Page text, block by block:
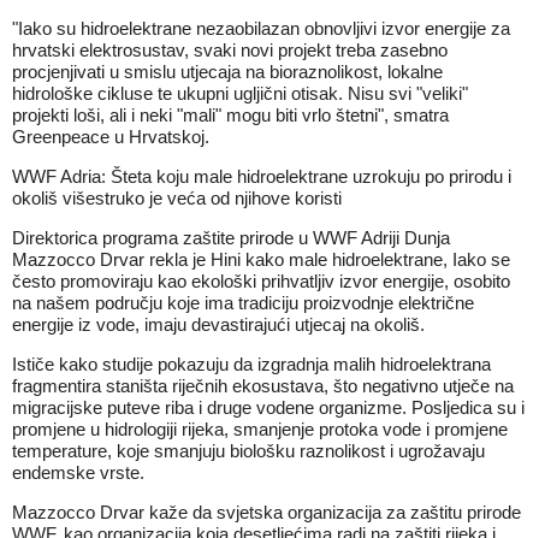
"Iako su hidroelektrane nezaobilazan obnovljivi izvor energije za
hrvatski elektrosustav, svaki novi projekt treba zasebno
procjenjivati u smislu utjecaja na bioraznolikost, lokalne
hidrološke cikluse te ukupni ugljični otisak. Nisu svi "veliki"
projekti loši, ali i neki "mali" mogu biti vrlo štetni", smatra
Greenpeace u Hrvatskoj.
WWF Adria: Šteta koju male hidroelektrane uzrokuju po prirodu i
okoliš višestruko je veća od njihove koristi
Direktorica programa zaštite prirode u WWF Adriji Dunja
Mazzocco Drvar rekla je Hini kako male hidroelektrane, Iako se
često promoviraju kao ekološki prihvatljiv izvor energije, osobito
na našem području koje ima tradiciju proizvodnje električne
energije iz vode, imaju devastirajući utjecaj na okoliš.
Ističe kako studije pokazuju da izgradnja malih hidroelektrana
fragmentira staništa riječnih ekosustava, što negativno utječe na
migracijske puteve riba i druge vodene organizme. Posljedica su i
promjene u hidrologiji rijeka, smanjenje protoka vode i promjene
temperature, koje smanjuju biološku raznolikost i ugrožavaju
endemske vrste.
Mazzocco Drvar kaže da svjetska organizacija za zaštitu prirode
WWF, kao organizacija koja desetljećima radi na zaštiti rijeka i